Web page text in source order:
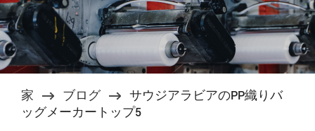
家 ブログ
サウジアラビアのPP織りバ
ッグメーカートップ5